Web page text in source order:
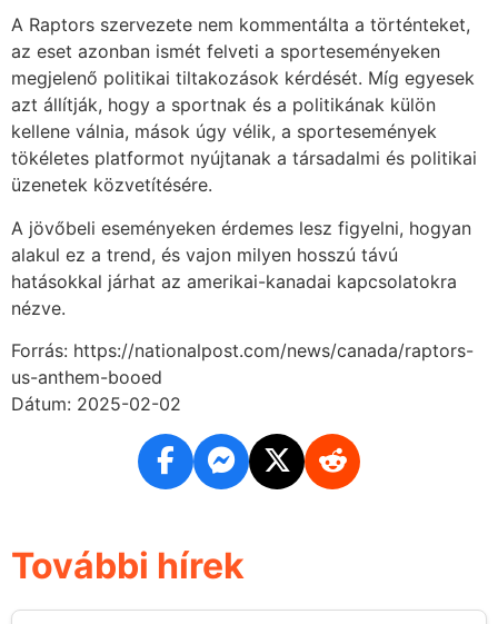
A Raptors szervezete nem kommentálta a történteket,
az eset azonban ismét felveti a sporteseményeken
megjelenő politikai tiltakozások kérdését. Míg egyesek
azt állítják, hogy a sportnak és a politikának külön
kellene válnia, mások úgy vélik, a sportesemények
tökéletes platformot nyújtanak a társadalmi és politikai
üzenetek közvetítésére.
A jövőbeli eseményeken érdemes lesz figyelni, hogyan
alakul ez a trend, és vajon milyen hosszú távú
hatásokkal járhat az amerikai-kanadai kapcsolatokra
nézve.
Forrás: https://nationalpost.com/news/canada/raptors-
us-anthem-booed
Dátum: 2025-02-02
További hírek